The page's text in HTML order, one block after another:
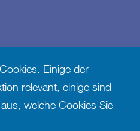
Einige der
relevant, einige sind
welche Cookies Sie